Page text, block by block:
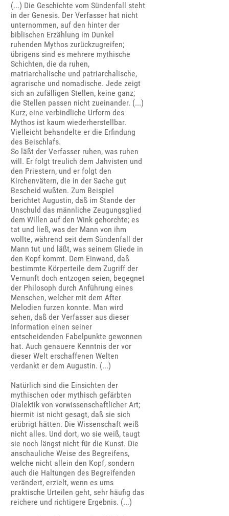
(...) Die Geschichte vom Sündenfall steht
in der Genesis. Der Verfasser hat nicht
unternommen, auf den hinter der
biblischen Erzählung im Dunkel
ruhenden Mythos zurückzugreifen;
übrigens sind es mehrere mythische
Schichten, die da ruhen,
matriarchalische und patriarchalische,
agrarische und nomadische. Jede zeigt
sich an zufälligen Stellen, keine ganz;
die Stellen passen nicht zueinander. (...)
Kurz, eine verbindliche Urform des
Mythos ist kaum wiederherstellbar.
Vielleicht behandelte er die Erfindung
des Beischlafs.
So läßt der Verfasser ruhen, was ruhen
will. Er folgt treulich dem Jahvisten und
den Priestern, und er folgt den
Kirchenvätern, die in der Sache gut
Bescheid wußten. Zum Beispiel
berichtet Augustin, daß im Stande der
Unschuld das männliche Zeugungsglied
dem Willen auf den Wink gehorchte; es
tat und ließ, was der Mann von ihm
wollte, während seit dem Sündenfall der
Mann tut und läßt, was seinem Gliede in
den Kopf kommt. Dem Einwand, daß
bestimmte Körperteile dem Zugriff der
Vernunft doch entzogen seien, begegnet
der Philosoph durch Anführung eines
Menschen, welcher mit dem After
Melodien furzen konnte. Man wird
sehen, daß der Verfasser aus dieser
Information einen seiner
entscheidenden Fabelpunkte gewonnen
hat. Auch genauere Kenntnis der vor
dieser Welt erschaffenen Welten
verdankt er dem Augustin. (...)
Natürlich sind die Einsichten der
mythischen oder mythisch gefärbten
Dialektik von vorwissenschaftlicher Art;
hiermit ist nicht gesagt, daß sie sich
erübrigt hätten. Die Wissenschaft weiß
nicht alles. Und dort, wo sie weiß, taugt
sie noch längst nicht für die Kunst. Die
anschauliche Weise des Begreifens,
welche nicht allein den Kopf, sondern
auch die Haltungen des Begreifenden
verändert, erzielt, wenn es ums
praktische Urteilen geht, sehr häufig das
reichere und richtigere Ergebnis. (...)